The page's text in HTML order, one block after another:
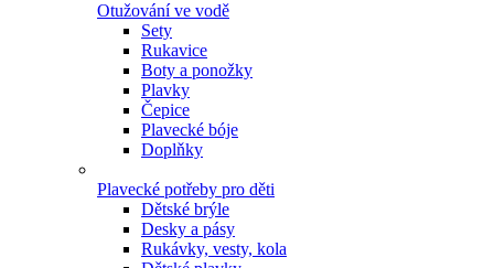
Otužování ve vodě
Sety
Rukavice
Boty a ponožky
Plavky
Čepice
Plavecké bóje
Doplňky
Plavecké potřeby pro děti
Dětské brýle
Desky a pásy
Rukávky, vesty, kola